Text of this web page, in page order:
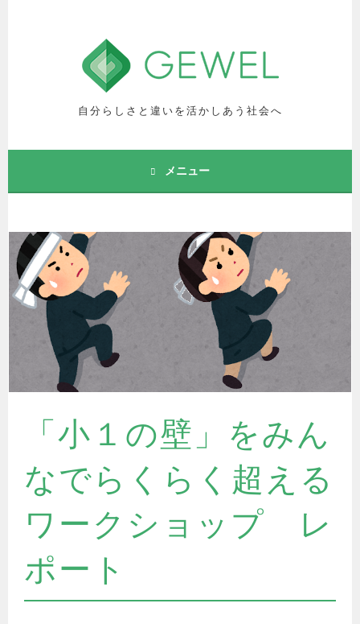
自分らしさと違いを活かしあう社会へ
メニュー
「小１の壁」をみん
なでらくらく超える
ワークショップ レ
ポート